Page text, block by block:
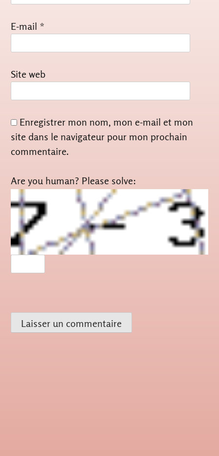
E-mail *
Site web
Enregistrer mon nom, mon e-mail et mon
site dans le navigateur pour mon prochain
commentaire.
Are you human? Please solve: